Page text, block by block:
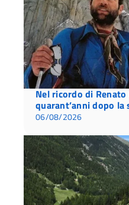
Nel ricordo di
quarant’anni dopo la
06/08/2026